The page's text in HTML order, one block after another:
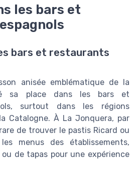
les bars et
bars et restaurants
anisée emblématique de la
sa place dans les bars et
surtout dans les régions
Catalogne. À La Jonquera, par
de trouver le pastis Ricard ou
menus des établissements,
de tapas pour une expérience